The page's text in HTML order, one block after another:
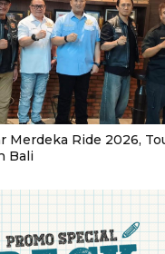
Merdeka Ride 2026,
Bali